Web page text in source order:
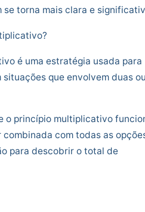
se torna mais clara e
é uma estratégia usada para
que envolvem duas ou
o princípio multiplicativo
com todas as
para descobrir o total de